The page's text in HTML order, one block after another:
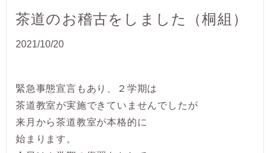
茶道のお稽古をしました（桐組）
2021/10/20
緊急事態宣言もあり、２学期は
茶道教室が実施できていませんでしたが
来月から茶道教室が本格的に
始まります。